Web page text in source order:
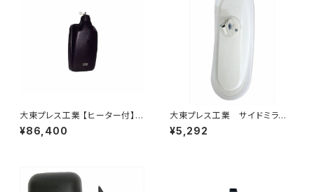
大東プレス工業 【ヒーター付】ハ
イウェイリモコンミラー DI-722
1CXE
¥86,400
大東プレス工業 サイドミラー/
バックミラーH400 小判 DI-
8 DI-8
¥5,292